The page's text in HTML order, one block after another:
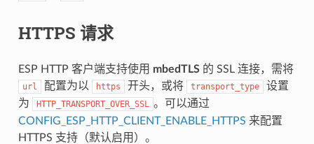
HTTPS 请求
ESP HTTP 客户端支持使用 mbedTLS的 SSL 连接，需将
url 配置为以 https 开头，或将 transport_type
设置
为
HTTP_TRANSPORT_OVER_SSL 。可以通过
CONFIG_ESP_HTTP_CLIENT_ENABLE_HTTPS 来配置
HTTPS 支持（默认启用）。